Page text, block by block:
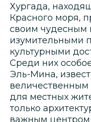
Хургада,
Красного моря,
своим чудесным
изумительными
культурными
Среди них
Эль-Мина,
для местных
только
важным центром